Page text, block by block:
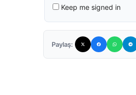
Keep me signed in
Paylaş: